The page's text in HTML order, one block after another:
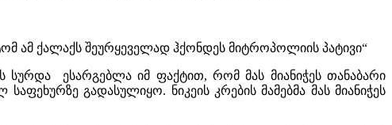
ამ ქალაქს შეურყეველად ჰქონდეს მიტროპოლიის პატივი“
სურდა ესარგებლა იმ ფაქტით, რომ მას მიანიჭეს თანაბარი
გადასულიყო. ნიკეის კრების მამებმა მას მიანიჭეს